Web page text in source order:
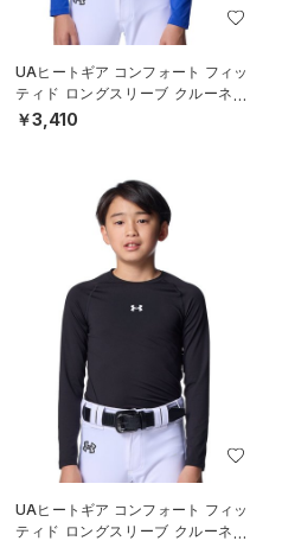
UAヒートギア コンフォート フィッ
ティド ロングスリーブ クルーネッ
ク シャツ（ベースボール/BOYS）
￥3,410
UAヒートギア コンフォート フィッ
ティド ロングスリーブ クルーネッ